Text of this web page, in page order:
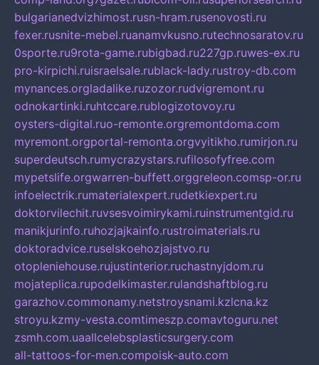
bulgarianedvizhimost.rusn-hram.rusenovosti.ru
fexer.rusnite-mebel.ruanamvkusno.rutechnosaratov.ru
0sporte.ru9rota-game.rubigbad.ru227gp.ruwes-ex.ru
pro-kirpichi.ruisraelsale.rublack-lady.rustroy-db.com
mynances.orgladalike.ruzozor.rudvigremont.ru
odnokartinki.ruhtccare.rublogizotovoy.ru
oysters-digital.ruo-remonte.orgremontdoma.com
myremont.orgportal-remonta.orgvyitikho.rumirjon.ru
superdeutsch.rumycrazystars.rufilosofyfree.com
mypetslife.orgwarren-buffett.orggreleon.comsp-or.ru
infoelectrik.rumaterialexpert.rudetkiexpert.ru
doktorvilechit.ruvsesvoimirykami.ruinstrumentgid.ru
manikjurinfo.ruhozjajkainfo.rustroimaterials.ru
doktoradvice.ruselskoehozjajstvo.ru
otopleniehouse.rujustinterior.ruchastnyjdom.ru
mojateplica.rupodelkimaster.rulandshaftblog.ru
garazhov.commonamy.netstroysnami.kzlcna.kz
stroyu.kzmy-vesta.comtimeszp.comavtoguru.net
zsmh.com.uaallcelebsplasticsurgery.com
all-tattoos-for-men.compoisk-auto.com